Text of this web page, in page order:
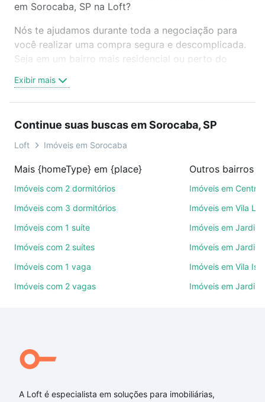
em Sorocaba, SP na Loft?
Nós te ajudamos durante toda a negociação para
você realizar uma compra segura e descomplicada.
Seja em um bairro mais residencial ou perto do
oferta ideal de Imóveis com 1 banheiro à venda em
Sorocaba, SP para conquistar seu sonho. Agende
sem compromisso e você ainda conta com mais de
46 mil corretores e imobiliárias te ajudando na
Como escolher um imóvel?
Use barra de busca no topo para pesquisar por
também pode usar os filtros como quantidade de
quartos, suítes, com ou sem vaga de garagem para
combinar perfeitamente com o preço, metragem e
festas ou área verde e encontrar Imóveis com 1
Sorocaba, SP?
Imóveis com 1 banheiro à venda em Sorocaba, SP
Exibir mais
Continue suas buscas em Sorocaba, SP
Loft Imóveis em Sorocaba
Mais {homeType} em {place}
Imóveis com 2 dormitórios
Imóveis com 3 dormitórios
Imóveis com 1 suíte
Imóveis com 2 suítes
Imóveis com 1 vaga
Imóveis com 2 vagas
Outros bairros
Imóveis em Centro
Imóveis em Vila
Imóveis em Jardim
Imóveis em Jardim
Imóveis em Vila
Imóveis em Jardim
A Loft é especialista em soluções para imobiliárias,